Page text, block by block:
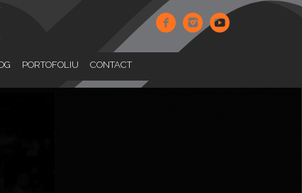
PORTOFOLIU CONTACT